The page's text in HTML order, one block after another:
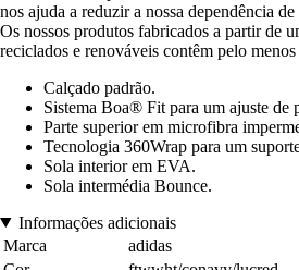
nos ajuda a reduzir a nossa dependência
Os nossos produtos fabricados a partir de
reciclados e renováveis contêm pelo
Calçado padrão.
Sistema Boa® Fit para um ajuste de
Parte superior em microfibra
Tecnologia 360Wrap para um
Sola interior em EVA.
Sola intermédia Bounce.
Informações adicionais
Marca
adidas